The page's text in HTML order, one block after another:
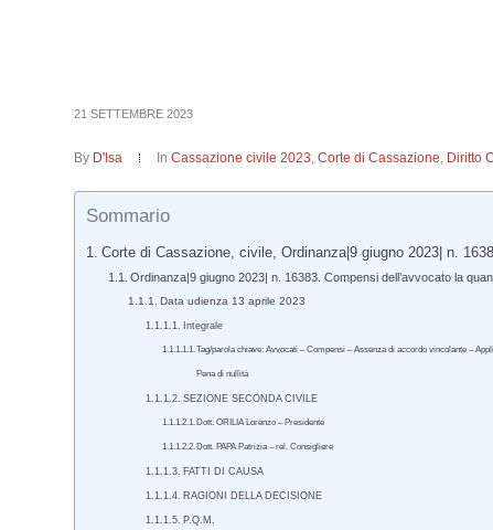
21 SETTEMBRE 2023
By D'Isa InCassazione civile 2023,Corte di Cassazione, Diritto
Sommario
Corte di Cassazione, civile, Ordinanza|9 giugno 2023| n.
Ordinanza|9 giugno 2023| n. 16383. Compensi dell’avvocato la
Data udienza 13 aprile 2023
Integrale
Tag/parola chiave: Avvocati – Compensi – Assenza di accordo vincolante –
Pena di nullità
SEZIONE SECONDA CIVILE
Dott. ORILIA Lorenzo – Presidente
Dott. PAPA Patrizia – rel. Consigliere
FATTI DI CAUSA
RAGIONI DELLA DECISIONE
P.Q.M.